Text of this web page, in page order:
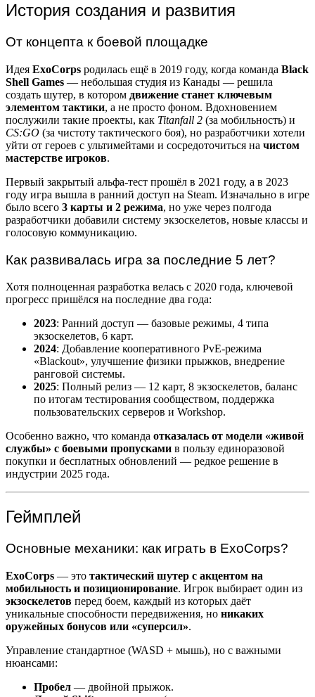
История создания и развития
От концепта к боевой площадке
Идея ExoCorps родилась ещё в 2019 году, когда команда Black
Shell Games — небольшая студия из Канады — решила
создать шутер, в котором движение станет ключевым
элементом тактики, а не просто фоном. Вдохновением
послужили такие проекты, как Titanfall 2 (за мобильность) и
CS:GO (за чистоту тактического боя), но разработчики хотели
уйти от героев с ультимейтами и сосредоточиться на чистом
мастерстве игроков.
Первый закрытый альфа-тест прошёл в 2021 году, а в 2023
году игра вышла в ранний доступ на Steam. Изначально в игре
было всего 3 карты и 2 режима, но уже через полгода
разработчики добавили систему экзоскелетов, новые классы и
голосовую коммуникацию.
Как развивалась игра за последние 5 лет?
Хотя полноценная разработка велась с 2020 года, ключевой
прогресс пришёлся на последние два года:
2023: Ранний доступ — базовые режимы, 4 типа
экзоскелетов, 6 карт.
2024: Добавление кооперативного PvE-режима
«Blackout», улучшение физики прыжков, внедрение
ранговой системы.
2025: Полный релиз — 12 карт, 8 экзоскелетов, баланс
по итогам тестирования сообществом, поддержка
пользовательских серверов и Workshop.
Особенно важно, что команда отказалась от модели «живой
службы» с боевыми пропусками в пользу единоразовой
покупки и бесплатных обновлений — редкое решение в
индустрии 2025 года.
Геймплей
Основные механики: как играть в ExoCorps?
ExoCorps — это тактический шутер с акцентом на
мобильность и позиционирование. Игрок выбирает один из
экзоскелетов перед боем, каждый из которых даёт
уникальные способности передвижения, но никаких
оружейных бонусов или «суперсил».
Управление стандартное (WASD + мышь), но с важными
нюансами:
Пробел — двойной прыжок.